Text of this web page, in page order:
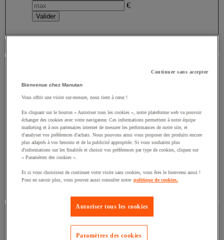
€
Valeur facette Canapé(23) Canapé(23)
Valeur facette Pack(3) Pack(3)
Valeur facette Canapé fixe(2) Canapé fixe(2)
Valeur facette Canapé 2/3 places(1) Canapé 2/3
places(1)
Continuer sans accepter
Bienvenue chez Manutan
Vous offrir une visite sur-mesure, nous tient à cœur !
En cliquant sur le bouton « Autoriser tous les cookies », notre plateforme web va pouvoir
échanger des cookies avec votre navigateur. Ces informations permettent à notre équipe
marketing et à nos partenaires internet de mesurer les performances de notre site, et
d'analyser vos préférences d'achats. Nous pouvons ainsi vous proposer des produits encore
plus adaptés à vos besoins et de la publicité appropriée. Si vous souhaitez plus
d'informations sur les finalités et choisir vos préférences par type de cookies, cliquez sur
« Paramètres des cookies ».
Et si vous choisissez de continuer votre visite sans cookies, vous êtes le bienvenu aussi !
Pour en savoir plus, vous pouvez aussi consulter notre politique de cookies.
Autoriser tous les cookies
Paramètres des cookies